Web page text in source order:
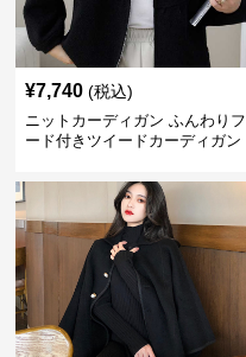
¥7,740 (税込)
ニットカーディガン ふんわりフ
ード付きツイードカーディガン